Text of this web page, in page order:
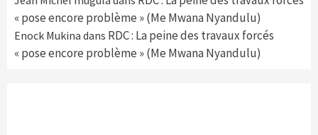
« pose encore problème » (Me Mwana Nyandulu)
Enock Mukina dans RDC : La peine des travaux forcés
« pose encore problème » (Me Mwana Nyandulu)